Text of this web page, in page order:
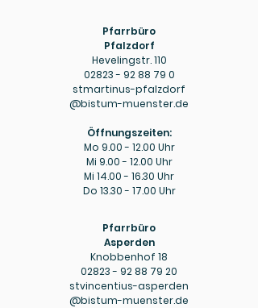
Pfarrbüro
Pfalzdorf
Hevelingstr. 110
02823 - 92 88 79 0
stmartinus-pfalzdorf
@bistum-muenster.de
Öffnungszeiten:
Mo 9.00 - 12.00 Uhr
Mi 9.00 - 12.00 Uhr
Mi 14.00 - 16.30 Uhr
Do 13.30 - 17.00 Uhr
Pfarrbüro
Asperden
Knobbenhof 18
02823 - 92 88 79 20
stvincentius-asperden
@bistum-muenster.de